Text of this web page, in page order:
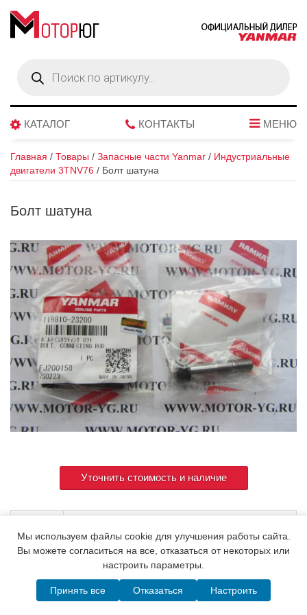
товаров
КАТАЛОГ КОНТАКТЫ МЕНЮ
Главная / Товары / Запасные части Yanmar / Индустриальные
двигатели 3TNV76 / Болт шатуна
Болт шатуна
Уточнить стоимость и наличие
© 2015. Все права защищены.Мотор-Юг
Написать в MAX Telegram WhatsApp Позвонить
Мы используем файлы cookie для улучшения работы сайта.
Вы можете согласиться на все, отказаться от некоторых или
настроить параметры.
Принять все Отказаться Настроить